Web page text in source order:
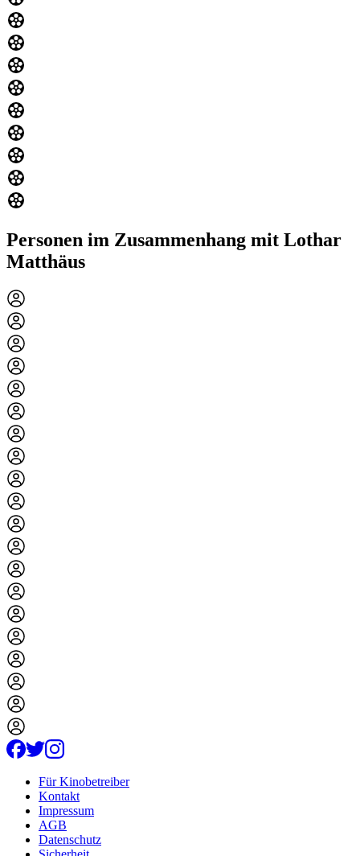
Personen im Zusammenhang mit Lothar
Matthäus
Für Kinobetreiber
Kontakt
Impressum
AGB
Datenschutz